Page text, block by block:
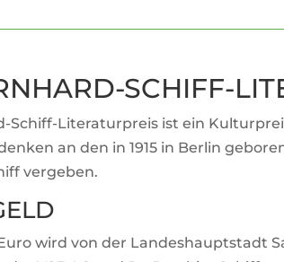
SCHIFF-
Schiff-Lite­ra­tur­preis ist ein
an den in 1915 in Berlin
ver­geben.
wird von der